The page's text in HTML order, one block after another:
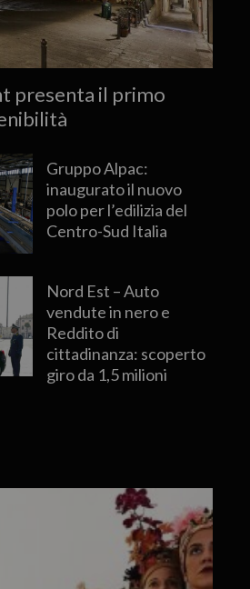
presenta il primo
Gruppo Alpac:
inaugurato il nuovo
polo per l’edilizia del
Centro-Sud Italia
Nord Est – Auto
vendute in nero e
Reddito di
cittadinanza: scoperto
giro da 1,5 milioni